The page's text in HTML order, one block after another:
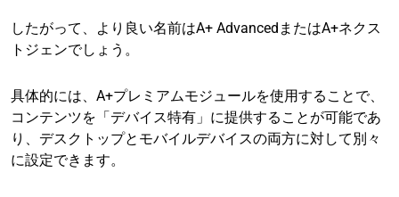
したがって、より良い名前はA+ AdvancedまたはA+ネクス
トジェンでしょう。
具体的には、A+プレミアムモジュールを使用することで、
コンテンツを「デバイス特有」に提供することが可能であ
り、デスクトップとモバイルデバイスの両方に対して別々
に設定できます。